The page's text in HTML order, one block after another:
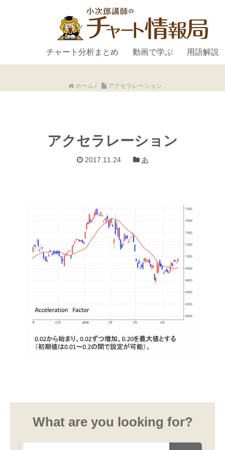
チャート分析まとめ 動画で学ぶ 用語解説
ホーム / アクセラレーション
アクセラレーション
2017.11.24 あ
What are you looking for?